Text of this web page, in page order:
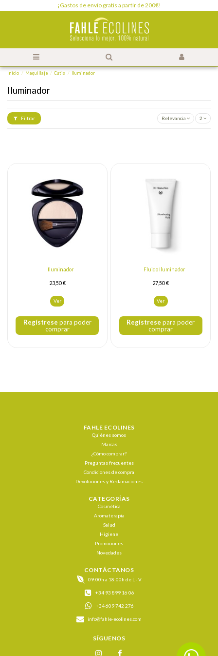
¡Gastos de envío gratis a partir de 200€!
Inicio Maquillaje Cutis Iluminador
Iluminador
Filtrar Relevancia 2
Iluminador
23,50 €
Ver
Regístrese para poder
comprar
Fluido Iluminador
27,50 €
Ver
Regístrese para poder
comprar
FAHLE ECOLINES
Quiénes somos
Marcas
¿Cómo comprar?
Preguntas frecuentes
Condiciones de compra
Devoluciones y Reclamaciones
CATEGORÍAS
Cosmética
Aromaterapia
Salud
Higiene
Promociones
Novedades
CONTÁCTANOS
09:00h a 18:00h de L - V
+34 93 899 16 06
+34 609 742 276
info@fahle-ecolines.com
SÍGUENOS